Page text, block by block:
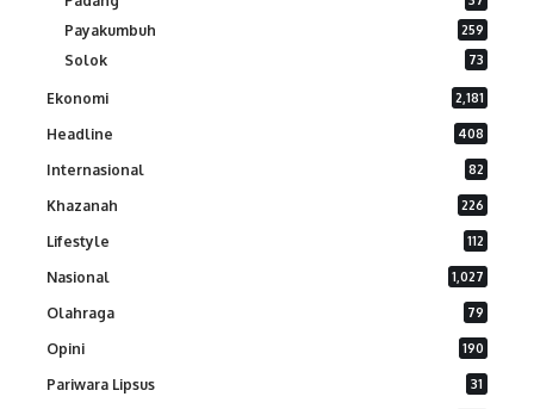
Payakumbuh 259
Solok 73
Ekonomi 2,181
Headline 408
Internasional 82
Khazanah 226
Lifestyle 112
Nasional 1,027
Olahraga 79
Opini 190
Pariwara Lipsus 31